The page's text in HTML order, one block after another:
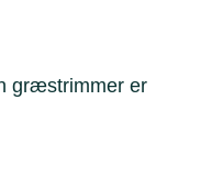
græstrimmer er